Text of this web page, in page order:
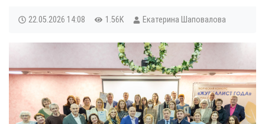
22.05.2026 14:08 1.56K Екатерина Шаповалова